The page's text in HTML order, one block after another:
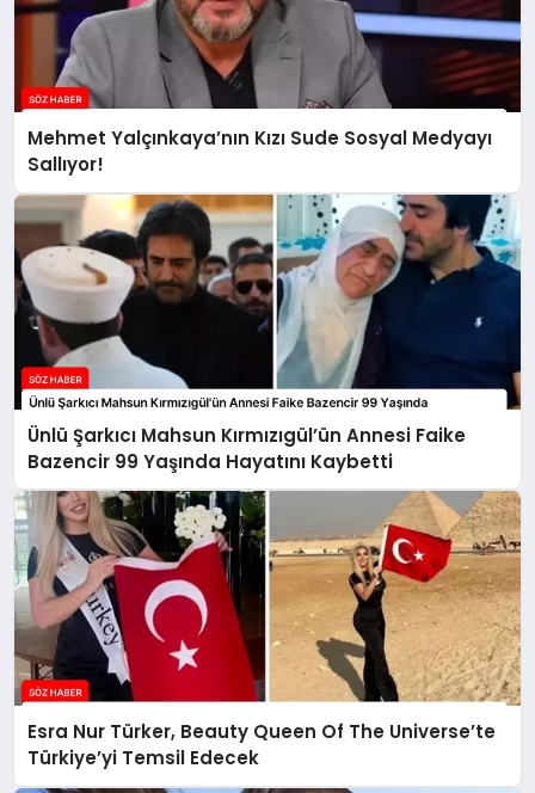
Mehmet Yalçınkaya’nın Kızı Sude Sosyal Medyayı
Sallıyor!
Ünlü Şarkıcı Mahsun Kırmızıgül’ün Annesi Faike
Bazencir 99 Yaşında Hayatını Kaybetti
Esra Nur Türker, Beauty Queen Of The Universe’te
Türkiye’yi Temsil Edecek